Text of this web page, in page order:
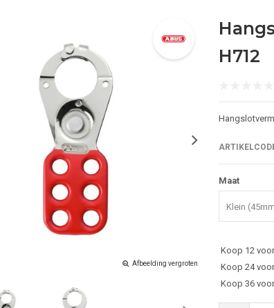
Afbeelding vergroten
H712
Maat
Klein
Koop 12
Koop 24
Koop 36